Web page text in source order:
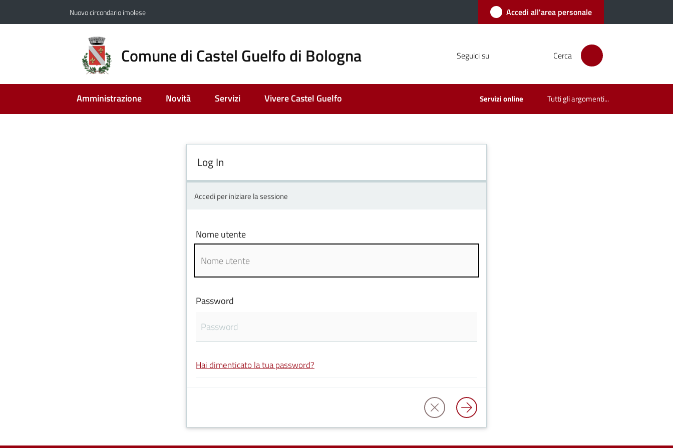
Nuovo circondario imolese Accedi all'area personale
Comune di Castel Guelfo di Bologna Seguici su Cerca
Amministrazione Novità Servizi Vivere Castel Guelfo Servizi online Tutti gli argomenti...
Log In
Accedi per iniziare la sessione
Nome utente
Password
Hai dimenticato la tua password?